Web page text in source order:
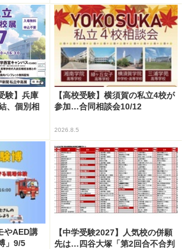
験】兵庫
、個別相
【高校受験】横須賀の私立4校が
参加…合同相談会10/12
2026.8.5
やAED講
」9/5
【中学受験2027】人気校の併願
先は…四谷大塚「第2回合不合判